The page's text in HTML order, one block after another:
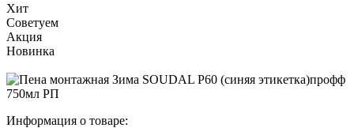
Хит
Советуем
Акция
Новинка
Информация о товаре: